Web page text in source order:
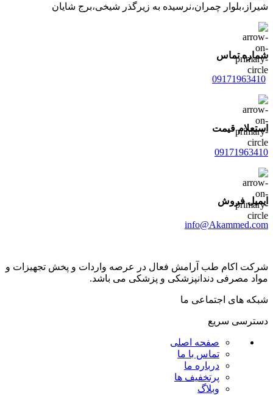
شیراز،بلوار چمران،نرسیده به زیرگذر شیخی،برج شایان
شماره تماس
09171963410
استعلام قیمت
09171963410
ایمیل فروش
info@Akammed.com
شرکت اکام طب آرامش فعال در عرصه واردات و پخش تجھیزات و
مواد مصرفی دندانپزشکی و پزشکی می باشد.
شبکه های اجتماعی ما
دسترسی سریع
صفحه اصلی
تماس با ما
درباره ما
پرتخفیف ها
وبلاگ